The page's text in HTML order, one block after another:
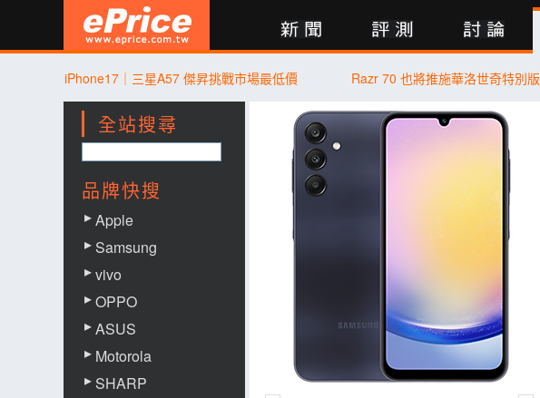
評測 討論 產品 買賣 登入 行動版
iPhone17｜三星A57 傑昇挑戰市場最低價 Razr 70 也將推施華洛世奇特別版
全站搜尋
品牌快搜
Apple
Samsung
vivo
OPPO
ASUS
Motorola
SHARP